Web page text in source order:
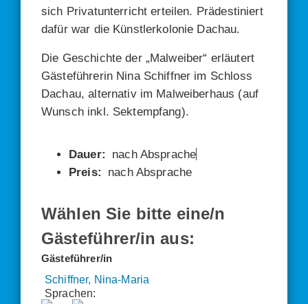
sich Pri­vat­un­ter­richt ertei­len. Prä­de­sti­niert
dafür war die Künst­ler­ko­lo­nie Dach­au.
Die Geschich­te der „Mal­wei­ber“ erläu­tert
Gäs­te­füh­re­rin Nina Schiff­ner im Schloss
Dach­au, alter­na­tiv im Mal­wei­ber­haus (auf
Wunsch inkl. Sekt­emp­fang).
nach Absprache
nach Absprache
Wählen Sie bitte eine/n
Gästeführer/in aus:
Gästeführer/in
Schiffner, Nina-Maria
Sprachen: